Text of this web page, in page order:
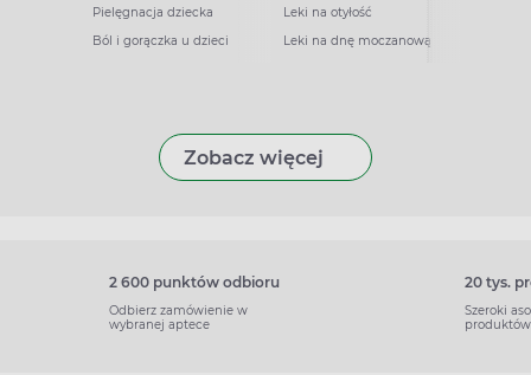
Pielęgnacja dziecka
Ból i gorączka u dzieci
Leki na otyłość
Leki na dnę moczanową
Zobacz więcej
2 600 punktów odbioru
Odbierz zamówienie w
wybranej aptece
20 tys.
Szeroki
produktów